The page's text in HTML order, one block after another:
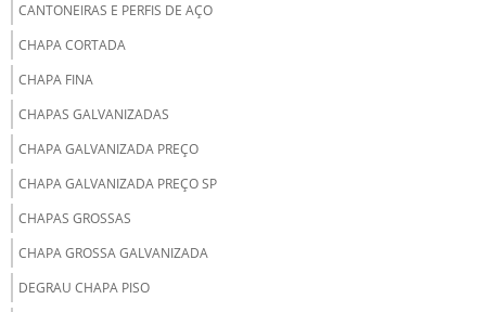
CANTONEIRAS E PERFIS DE AÇO
CHAPA CORTADA
CHAPA FINA
CHAPAS GALVANIZADAS
CHAPA GALVANIZADA PREÇO
CHAPA GALVANIZADA PREÇO SP
CHAPAS GROSSAS
CHAPA GROSSA GALVANIZADA
DEGRAU CHAPA PISO